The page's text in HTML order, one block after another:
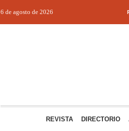
6 de agosto de 2026
REVISTA DIRECTORIO